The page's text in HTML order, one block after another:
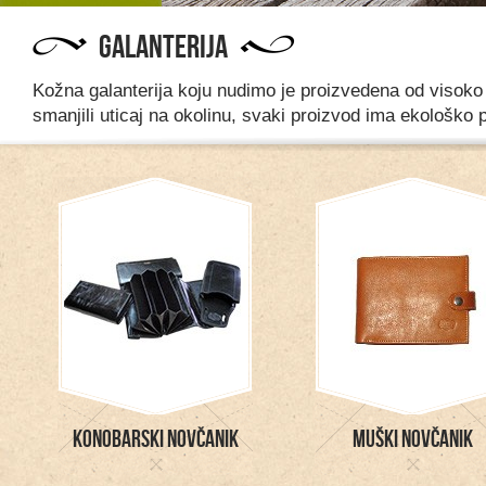
GALANTERIJA
Kožna galanterija koju nudimo je proizvedena od
smanjili uticaj na okolinu, svaki proizvod ima ekološko
Konobarski Novčanik Muški novčanik